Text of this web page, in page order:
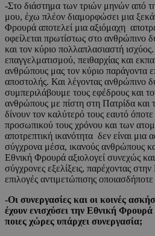
-Στο διάστημα των τριών μηνών από
μου, έχω πλέον διαμορφώσει μια
Φρουρά αποτελεί μια αξιόμαχη
οφείλεται πρωτίστως στο ανθρώπινο
και τον κύριο πολλαπλασιαστή
επαγγελματισμού, πειθαρχίας και
ανθρώπους μας τον κύριο παράγοντα
αποστολής. Και λέγοντας ανθρώπινο
συμπεριλάβουμε τους εφέδρους και
ανθρώπους με πίστη στη Πατρίδα
δίνουν τον καλύτερό τους εαυτό
προσωπικού τους χρόνου και των
αποτρεπτική ικανότητα δεν είναι μια
σύγχρονα μέσα, ικανούς ανθρώπους
Εθνική Φρουρά αξιολογεί συνεχώς
σύγχρονες εξελίξεις, παρέχοντας στην
επιλογές αντιμετώπισης
-Οι συνεργασίες και οι κοινές
έχουν ενισχύσει την Εθνική
ποιες χώρες υπάρχει συνεργασία;